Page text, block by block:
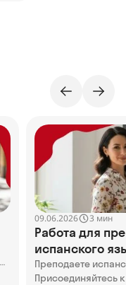
09.06.2026 3 мин
Работа для
испанского
Online
Преподаете
Присоединяйтесь